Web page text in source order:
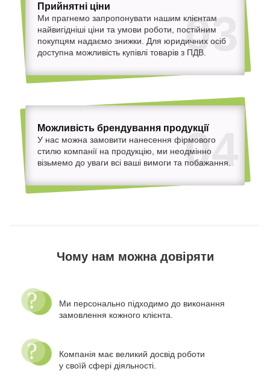
03
Прийнятні ціни
Ми прагнемо запропонувати нашим клієнтам
найвигідніші ціни та умови роботи, постійним
покупцям надаємо знижки. Для юридичних осіб
доступна можливість купівлі товарів з ПДВ.
04
Можливість брендування продукції
У нас можна замовити нанесення фірмового
стилю компанії на продукцію, ми неодмінно
візьмемо до уваги всі ваші вимоги та побажання.
Чому нам можна довіряти
Ми персонально підходимо до виконання
замовлення кожного клієнта.
Компанія має великий досвід роботи
у своїй сфері діяльності.